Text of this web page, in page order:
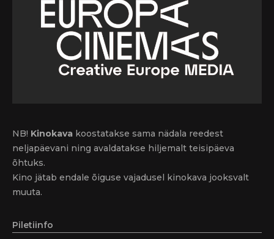
NB! Kinokava koostatakse sama nädala reedest
neljapäevani ning avaldatakse hiljemalt teisipäeva
õhtuks.
Kino jätab endale õiguse vajadusel kinokava jooksvalt
muuta.
Piletiinfo